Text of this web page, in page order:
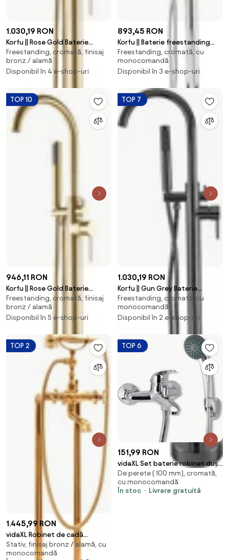
1.030,19 RON
Korfu || Rose Gold Baterie
freestanding pentru cadă
Freestanding, cromată, finisaj
bronz / alamă
Disponibil în 4 e-shop-uri
893,45 RON
Korfu || Baterie freestanding
pentru cadă
Freestanding, cromată, cu
monocomandă
Disponibil în 3 e-shop-uri
TOP 10
946,11 RON
Korfu || Rose Gold Baterie
freestanding pentru cadă
Freestanding, cromată, finisaj
bronz / alamă
Disponibil în 5 e-shop-uri
TOP 7
1.030,19 RON
Korfu || Gun Grey Baterie
freestanding pentru cadă
Freestanding, cromată, cu
monocomandă
Disponibil în 2 e-shop-uri
TOP 2
1.445,99 RON
vidaXL Robinet de cadă
independent, auriu, 99,5 cm,
oțel inoxidabil
Stativ, finisaj bronz / alamă, cu
monocomandă
TOP 6
151,99 RON
vidaXL Set baterie robinet duș
pentru baie, crom
De perete ( 100 mm), cromată,
cu monocomandă
În stoc
Livrare gratuită